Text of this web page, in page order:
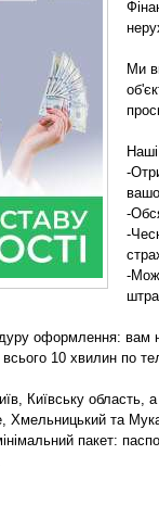
Ми
-
-
-
-
оформлення: вам
всього 10 хвилин по
Київську область,
Хмельницький та
пакет: